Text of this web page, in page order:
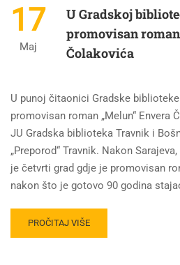
17
Maj
U Gradskoj
promovisan
Čolakovića
U punoj čitaonici Gradske
promovisan roman „Melun“ Envera
JU Gradska biblioteka Travnik i
„Preporod“ Travnik. Nakon
je četvrti grad gdje je promovisan
nakon što je gotovo 90 godina
PROČITAJ VIŠE